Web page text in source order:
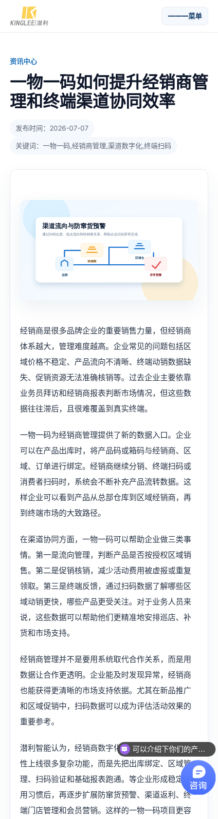
菜单
资讯中心
一物一码如何提升经销商管
理和终端渠道协同效率
发布时间：2026-07-07
关键词：一物一码,经销商管理,渠道数字化,终端扫码
经销商是很多品牌企业的重要销售力量，但经销商
体系越大，管理难度越高。企业常见的问题包括区
域价格不稳定、产品流向不清晰、终端动销数据缺
失、促销资源无法准确核销等。过去企业主要依靠
业务员拜访和经销商报表判断市场情况，但这些数
据往往滞后，且很难覆盖到真实终端。
一物一码为经销商管理提供了新的数据入口。企业
可以在产品出库时，将产品码或箱码与经销商、区
域、订单进行绑定。经销商继续分销、终端扫码或
消费者扫码时，系统会不断补充产品流转数据。这
样企业可以看到产品从总部仓库到区域经销商，再
到终端市场的大致路径。
在渠道协同方面，一物一码可以帮助企业做三类事
情。第一是流向管理，判断产品是否按授权区域销
售。第二是促销核销，减少活动费用被虚报或重复
领取。第三是终端反馈，通过扫码数据了解哪些区
域动销更快，哪些产品更受关注。对于业务人员来
说，这些数据可以帮助他们更精准地安排巡店、补
货和市场支持。
经销商管理并不是要用系统取代合作关系，而是用
数据让合作更透明。企业能及时发现异常，经销商
也能获得更清晰的市场支持依据。尤其在新品推广
和区域促销中，扫码数据可以成为评估活动效果的
重要参考。
潜利智能认为，经销商数字化管理的重点不是一次
性上线很多复杂功能，而是先把出库绑定、区域管
理、扫码验证和基础报表跑通。等企业形成稳定使
用习惯后，再逐步扩展防窜货预警、渠道返利、终
端门店管理和会员营销。这样的一物一码项目更容
可以介绍下你们的产品么？